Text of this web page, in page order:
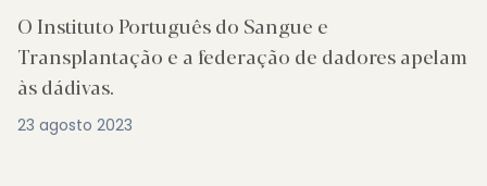
O Instituto Português do Sangue e
Transplantação e a federação de dadores apelam
às dádivas.
23 agosto 2023